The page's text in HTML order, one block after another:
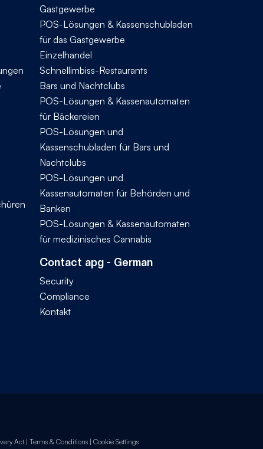
Gastgewerbe
POS-Lösungen & Kassenschubladen
für das Gastgewerbe
Einzelhandel
Schnellimbiss-Restaurants
Bars und Nachtclubs
POS-Lösungen & Kassenautomaten
für Bäckereien
POS-Lösungen und
Kassenschubladen für Bars und
Nachtclubs
POS-Lösungen und
Kassenautomaten für Behörden und
Banken
POS-Lösungen & Kassenautomaten
für medizinisches Cannabis
Contact apg - German
Security
Compliance
Kontakt
Act | Terms & Conditions | Cookie Settings